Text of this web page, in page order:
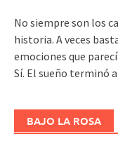
No siempre son los
historia. A veces
emociones que
Sí. El sueño terminó
BAJO LA ROSA